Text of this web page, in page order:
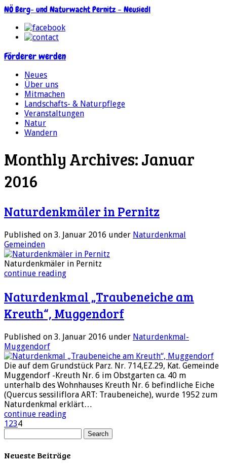
NÖ Berg- und Naturwacht Pernitz – Neusiedl
Förderer werden
Neues
Über uns
Mitmachen
Landschafts- & Naturpflege
Veranstaltungen
Natur
Wandern
Monthly Archives: Januar
2016
Naturdenkmäler in Pernitz
Published on 3. Januar 2016 under Naturdenkmal
Gemeinden
Naturdenkmäler in Pernitz
continue reading
Naturdenkmal „Traubeneiche am
Kreuth“, Muggendorf
Published on 3. Januar 2016 under Naturdenkmal-
Muggendorf
Die auf dem Grundstück Parz. Nr. 714,EZ.29, Kat. Gemeinde
Muggendorf -Kreuth Nr. 6 im Obstgarten ca. 40 m
unterhalb des Wohnhauses Kreuth Nr. 6 befindliche Eiche
(Quercus sessiliflora ART: Traubeneiche), wurde 1952 zum
Naturdenkmal erklärt…
continue reading
1234
Neueste Beiträge